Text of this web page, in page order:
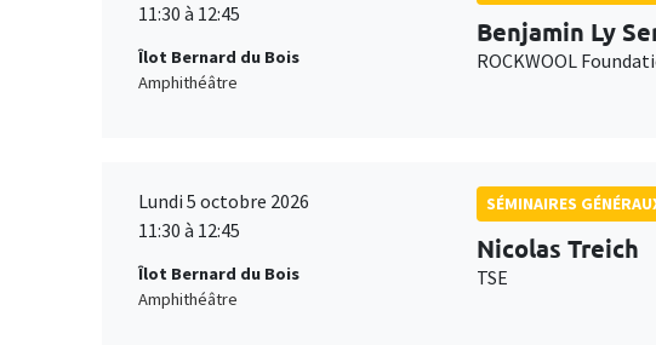
11:30 à 12:45
Îlot Bernard du Bois
Amphithéâtre
Benjamin Ly
ROCKWOOL
Lundi 5 octobre 2026
11:30 à 12:45
Îlot Bernard du Bois
Amphithéâtre
SÉMINAIRES
Nicolas Treich
TSE